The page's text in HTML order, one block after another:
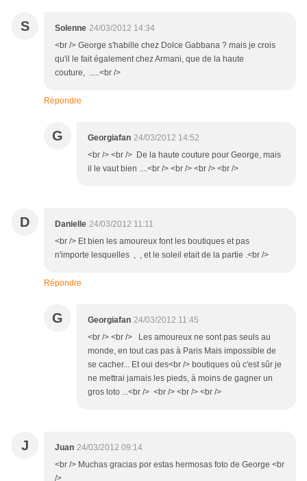
S Solenne 24/03/2012 14:34
<br /> George s'habille chez Dolce Gabbana ? mais je crois
qu'il le fait également chez Armani, que de la haute
couture, .....<br />
Répondre
G Georgiafan 24/03/2012 14:52
<br /> <br /> De la haute couture pour George, mais
il le vaut bien ....<br /> <br /> <br /> <br />
D Danielle 24/03/2012 11:11
<br /> Et bien les amoureux font les boutiques et pas
n'importe lesquelles , , et le soleil etait de la partie .<br />
Répondre
G Georgiafan 24/03/2012 11:45
<br /> <br /> Les amoureux ne sont pas seuls au
monde, en tout cas pas à Paris Mais impossible de
se cacher... Et oui des<br /> boutiques où c'est sûr je
ne mettrai jamais les pieds, à moins de gagner un
gros loto ...<br /> <br /> <br /> <br />
J Juan 24/03/2012 09:14
<br /> Muchas gracias por estas hermosas foto de George <br
/>